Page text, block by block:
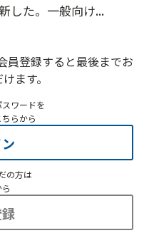
した。一般向け...
員登録すると最後までお
ます。
ワードを
らから
の方は